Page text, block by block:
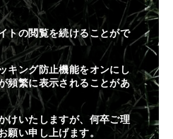
トの閲覧を続けることがで
キング防止機能をオンにし
頻繁に表示されることがあ
けいたしますが、何卒ご理
願い申し上げます。